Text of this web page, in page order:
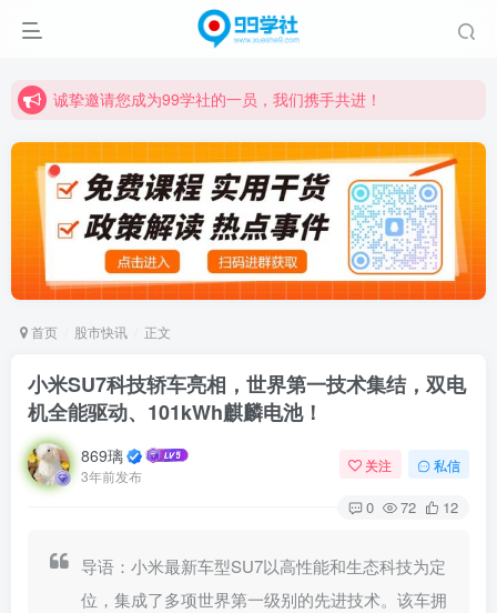
诚挚邀请您成为99学社的一员，我们携手共进！
诚挚邀请您成为99学社的一员，我们携手共进！
学习路上不孤独，99学社与你同行！分享全网优质VIP资源，炒股教程、创业教程、网络营销教程、自媒体短视频教程等，长期更新各大精品创业项目！
首页 股市快讯 正文
小米SU7科技轿车亮相，世界第一技术集结，双电
机全能驱动、101kWh麒麟电池！
869璃
3年前发布
关注 私信
0 72 12
导语：小米最新车型SU7以高性能和生态科技为定
位，集成了多项世界第一级别的先进技术。该车拥